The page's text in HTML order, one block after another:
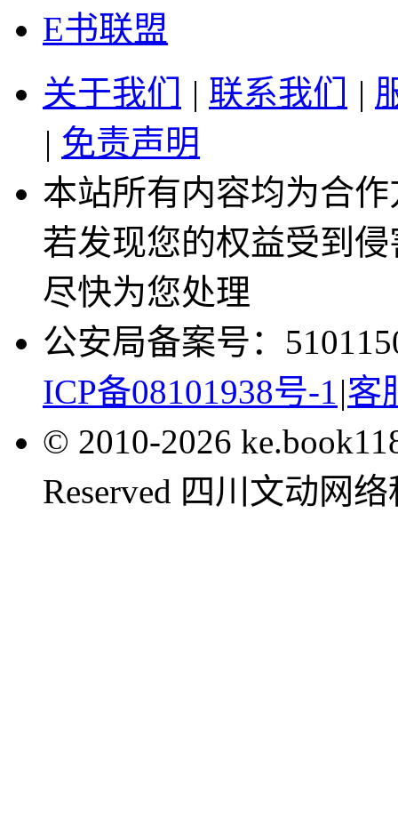
E书联盟
关于我们
| 联系我们 |
| 免责声明
本站所有内容均为合
若发现您的权益受到
尽快为您处理
公安局备案号：
ICP备08101938号-1 |客
© 2010-2026
Reserved 四川文动网